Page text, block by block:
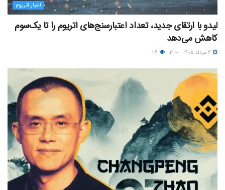
اخبار اتریوم
لیدو با ارتقای جدید، تعداد اعتبارسنج‌های اتریوم را تا یک‌سوم
کاهش می‌دهد